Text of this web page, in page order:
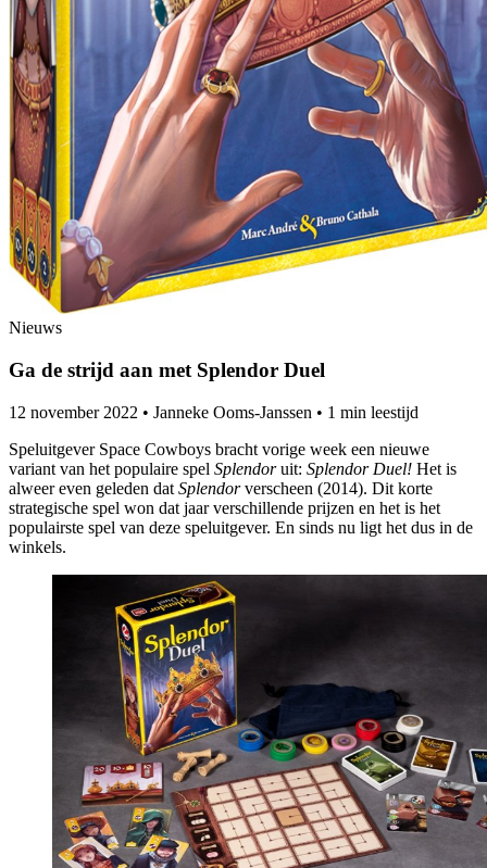
Nieuws
Ga de strijd aan met Splendor Duel
12 november 2022 • Janneke Ooms-Janssen • 1 min leestijd
Speluitgever Space Cowboys bracht vorige week een nieuwe
variant van het populaire spel Splendoruit: Splendor Duel! Het is
alweer even geleden dat Splendorverscheen (2014). Dit korte
strategische spel won dat jaar verschillende prijzen en het is het
populairste spel van deze speluitgever. En sinds nu ligt het dus in de
winkels.